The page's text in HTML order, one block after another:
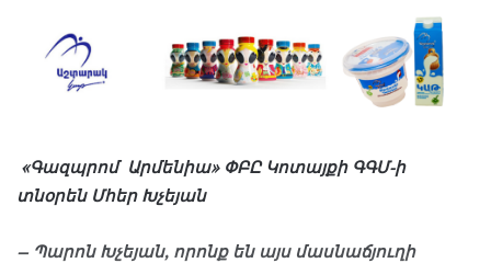
«Գազպրոմ Արմենիա» ՓԲԸ Կոտայքի ԳԳՄ-ի
տնօրեն Մհեր Խչեյան
– Պարոն Խչեյան, որոնք են այս մասնաճյուղի